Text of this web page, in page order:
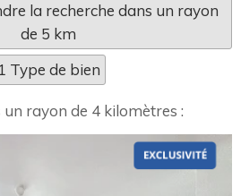
la recherche dans un rayon
de 5 km
1 Type de bien
rayon de 4 kilomètres :